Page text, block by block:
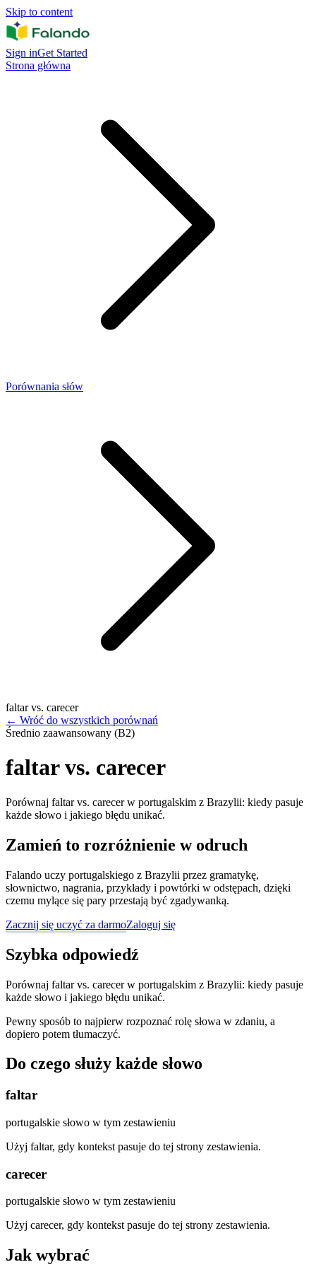
Skip to content
Sign inGet Started
Strona główna
Porównania słów
faltar vs. carecer
← Wróć do wszystkich porównań
Średnio zaawansowany (B2)
faltar vs. carecer
Porównaj faltar vs. carecer w portugalskim z Brazylii: kiedy pasuje
każde słowo i jakiego błędu unikać.
Zamień to rozróżnienie w odruch
Falando uczy portugalskiego z Brazylii przez gramatykę,
słownictwo, nagrania, przykłady i powtórki w odstępach, dzięki
czemu mylące się pary przestają być zgadywanką.
Zacznij się uczyć za darmoZaloguj się
Szybka odpowiedź
Porównaj faltar vs. carecer w portugalskim z Brazylii: kiedy pasuje
każde słowo i jakiego błędu unikać.
Pewny sposób to najpierw rozpoznać rolę słowa w zdaniu, a
dopiero potem tłumaczyć.
Do czego służy każde słowo
faltar
portugalskie słowo w tym zestawieniu
Użyj faltar, gdy kontekst pasuje do tej strony zestawienia.
carecer
portugalskie słowo w tym zestawieniu
Użyj carecer, gdy kontekst pasuje do tej strony zestawienia.
Jak wybrać